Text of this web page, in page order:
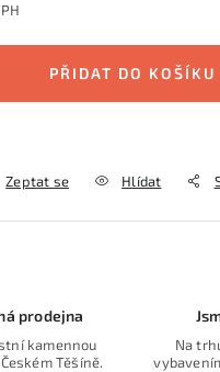
PŘIDAT DO KOŠÍKU
Zeptat se Hlídat
prodejna
kamennou
Těšíně.
Na